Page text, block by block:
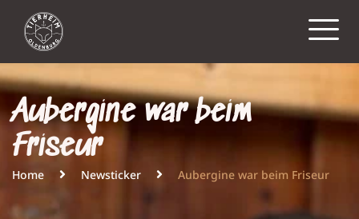
Aubergine war beim
Friseur
Home Newsticker Aubergine war beim Friseur